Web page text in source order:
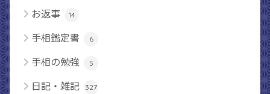
お返事 14
手相鑑定書 6
手相の勉強 5
日記・雑記 327